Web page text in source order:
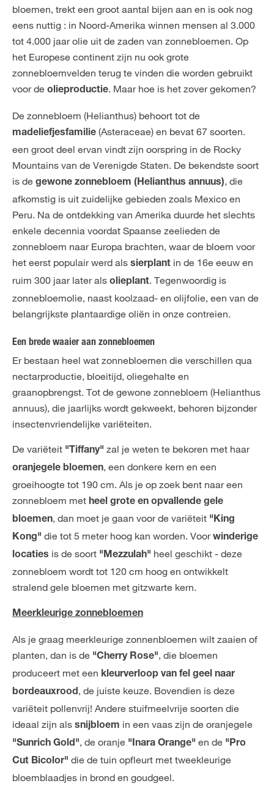
bloemen, trekt een groot aantal bijen aan en is ook nog
eens nuttig : in Noord-Amerika winnen mensen al 3.000
tot 4.000 jaar olie uit de zaden van zonnebloemen. Op
het Europese continent zijn nu ook grote
zonnebloemvelden terug te vinden die worden gebruikt
voor de olieproductie. Maar hoe is het zover gekomen?
De zonnebloem (Helianthus) behoort tot de
madeliefjesfamilie (Asteraceae) en bevat 67 soorten.
een groot deel ervan vindt zijn oorspring in de Rocky
Mountains van de Verenigde Staten. De bekendste soort
is de gewone zonnebloem (Helianthus annuus), die
afkomstig is uit zuidelijke gebieden zoals Mexico en
Peru. Na de ontdekking van Amerika duurde het slechts
enkele decennia voordat Spaanse zeelieden de
zonnebloem naar Europa brachten, waar de bloem voor
het eerst populair werd als sierplant in de 16e eeuw en
ruim 300 jaar later als olieplant. Tegenwoordig is
zonnebloemolie, naast koolzaad- en olijfolie, een van de
belangrijkste plantaardige oliën in onze contreien.
Een brede waaier aan zonnebloemen
Er bestaan heel wat zonnebloemen die verschillen qua
nectarproductie, bloeitijd, oliegehalte en
graanopbrengst. Tot de gewone zonnebloem (Helianthus
annuus), die jaarlijks wordt gekweekt, behoren bijzonder
insectenvriendelijke variëteiten.
De variëteit "Tiffany" zal je weten te bekoren met haar
oranjegele bloemen, een donkere kern en een
groeihoogte tot 190 cm. Als je op zoek bent naar een
zonnebloem met heel grote en opvallende gele
bloemen, dan moet je gaan voor de variëteit "King
Kong" die tot 5 meter hoog kan worden. Voorwinderige
locaties is de soort "Mezzulah" heel geschikt - deze
zonnebloem wordt tot 120 cm hoog en ontwikkelt
stralend gele bloemen met gitzwarte kern.
Meerkleurige zonnebloemen
Als je graag meerkleurige zonnenbloemen wilt zaaien of
planten, dan is de "Cherry Rose", die bloemen
produceert met een kleurverloop van fel geel naar
bordeauxrood, de juiste keuze. Bovendien is deze
variëteit pollenvrij! Andere stuifmeelvrije soorten die
ideaal zijn als snijbloem in een vaas zijn de oranjegele
"Sunrich Gold", de oranje "Inara Orange" en de "Pro
Cut Bicolor" die de tuin opfleurt met tweekleurige
bloemblaadjes in brond en goudgeel.